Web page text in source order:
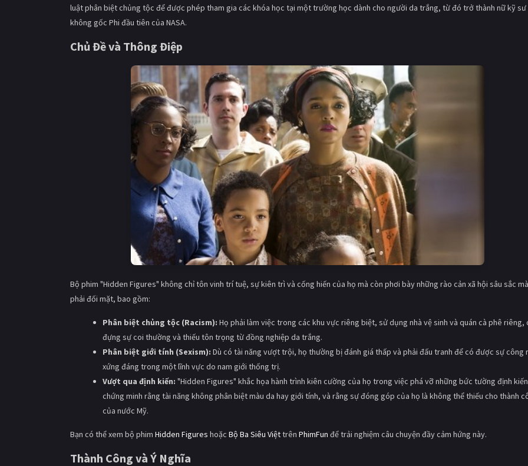
luật phân biệt chủng tộc để được phép tham gia các khóa học tại một trường học dành cho người da trắng, từ đó trở thành nữ kỹ sư
không gốc Phi đầu tiên của NASA.
Chủ Đề và Thông Điệp
Bộ phim "Hidden Figures" không chỉ tôn vinh trí tuệ, sự kiên trì và cống hiến của họ mà còn phơi bày những rào cản xã hội sâu sắc
phải đối mặt, bao gồm:
Phân biệt chủng tộc (Racism): Họ phải làm việc trong các khu vực riêng biệt, sử dụng nhà vệ sinh và quán cà phê riêng,
đựng sự coi thường và thiếu tôn trọng từ đồng nghiệp da trắng.
Phân biệt giới tính (Sexism): Dù có tài năng vượt trội, họ thường bị đánh giá thấp và phải đấu tranh để có được sự công
xứng đáng trong một lĩnh vực do nam giới thống trị.
Vượt qua định kiến: "Hidden Figures" khắc họa hành trình kiên cường của họ trong việc phá vỡ những bức tường định
chứng minh rằng tài năng không phân biệt màu da hay giới tính, và rằng sự đóng góp của họ là không thể thiếu cho thành
của nước Mỹ.
Bạn có thể xem bộ phim Hidden Figures hoặc Bộ Ba Siêu Việttrên PhimFun để trải nghiệm câu chuyện đầy cảm hứng này.
Thành Công và Ý Nghĩa